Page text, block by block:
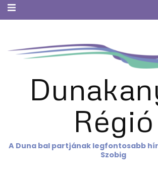
Régió
A Duna bal partjának legfontosabb
Szobig